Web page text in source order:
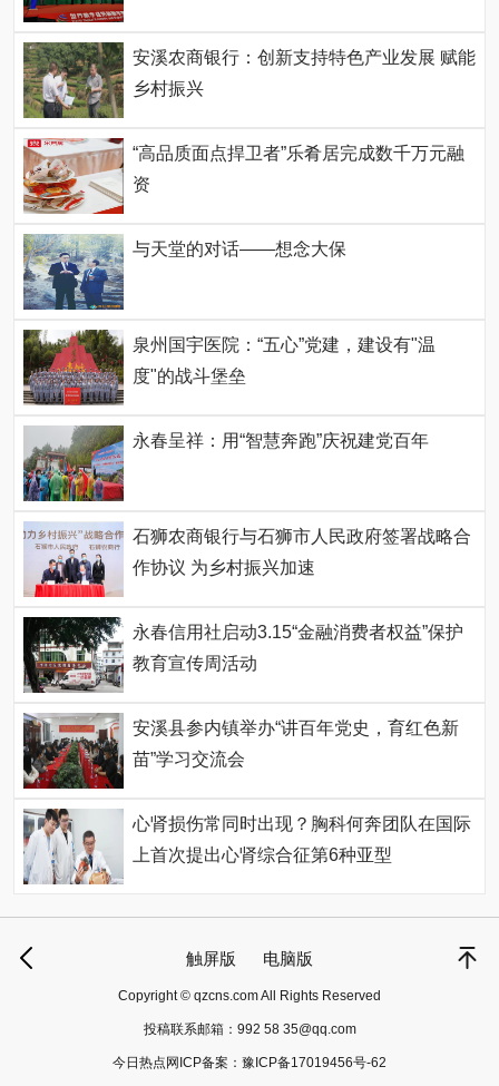
安溪农商银行：创新支持特色产业发展 赋能
乡村振兴
“高品质面点捍卫者”乐肴居完成数千万元融
资
与天堂的对话——想念大保
泉州国宇医院：“五心”党建，建设有"温
度"的战斗堡垒
永春呈祥：用“智慧奔跑”庆祝建党百年
石狮农商银行与石狮市人民政府签署战略合
作协议 为乡村振兴加速
永春信用社启动3.15“金融消费者权益”保护
教育宣传周活动
安溪县参内镇举办“讲百年党史，育红色新
苗”学习交流会
心肾损伤常同时出现？胸科何奔团队在国际
上首次提出心肾综合征第6种亚型
触屏版 电脑版
Copyright © qzcns.com All Rights Reserved
投稿联系邮箱： 992 58 35@qq.com
今日热点网ICP备案： 豫ICP备17019456号-62